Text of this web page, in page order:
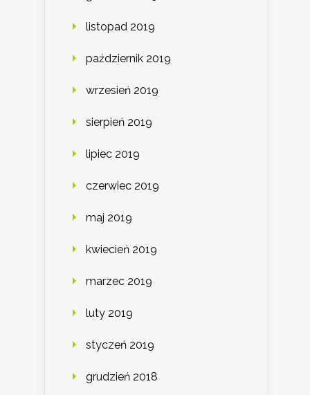
listopad 2019
październik 2019
wrzesień 2019
sierpień 2019
lipiec 2019
czerwiec 2019
maj 2019
kwiecień 2019
marzec 2019
luty 2019
styczeń 2019
grudzień 2018